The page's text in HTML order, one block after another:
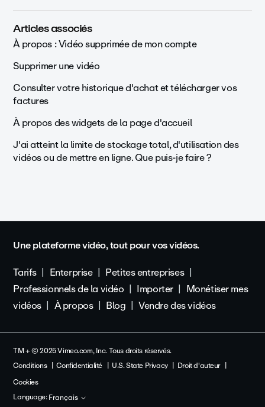
Articles associés
À propos : Vidéo supprimée de mon compte
Supprimer une vidéo
Consulter votre historique d'achat et télécharger vos
factures
À propos des widgets de la page d'accueil
J'ai atteint la limite de stockage total, d'utilisation des
vidéos ou de mettre en ligne. Que puis-je faire ?
Une plateforme vidéo, tout pour vos vidéos.
Tarifs
Enterprise
Petites entreprises
Professionnels de la vidéo
Importer
Monétiser mes
vidéos
À propos Blog Vendre des vidéos
TM + © 2025 Vimeo.com, Inc. Tous droits réservés.
Conditions
Confidentialité U.S. State Privacy
Droit d'auteur
Cookies
Language:Français